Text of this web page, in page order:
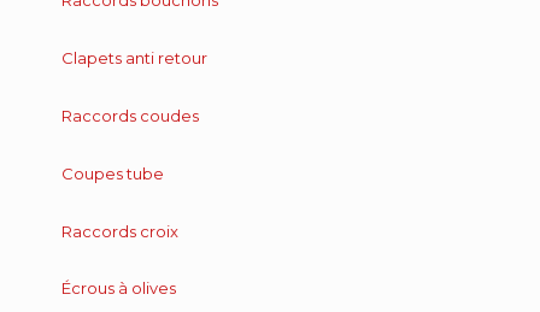
Clapets anti retour
Raccords coudes
Coupes tube
Raccords croix
Écrous à olives